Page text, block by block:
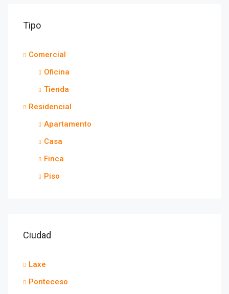
Tipo
Comercial
Oficina
Tienda
Residencial
Apartamento
Casa
Finca
Piso
Ciudad
Laxe
Ponteceso